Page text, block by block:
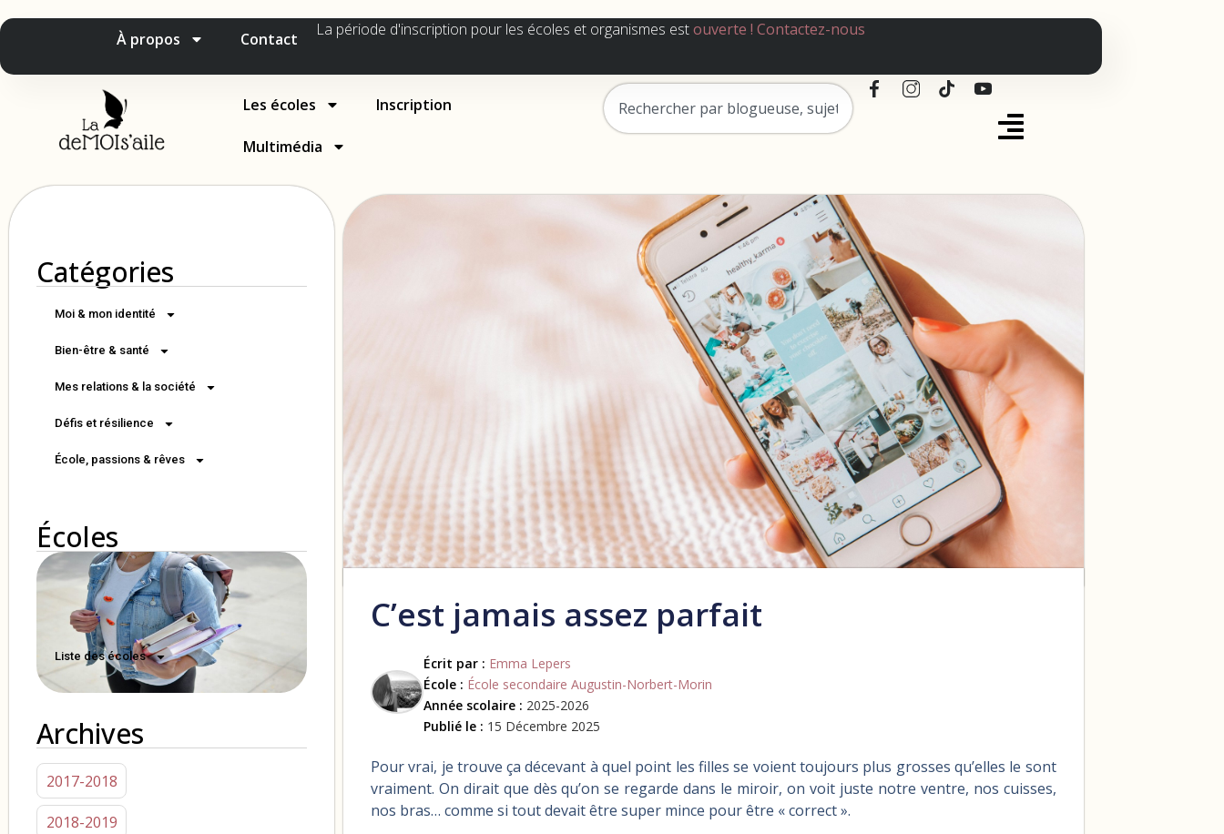
À propos Contact La période d'inscription pour les écoles et organismes estouverte ! Contactez-nous
Les écoles Inscription
Multimédia
Catégories
Moi & mon identité
Bien-être & santé
Mes relations & la société
Défis et résilience
École, passions & rêves
Écoles
Liste des écoles
Archives
2017-2018
2018-2019
C’est jamais assez parfait
Écrit par : Emma Lepers
École : École secondaire Augustin-Norbert-Morin
Année scolaire : 2025-2026
Publié le : 15 Décembre 2025
Pour vrai, je trouve ça décevant à quel point les filles se voient toujours plus grosses qu’elles le sont
vraiment. On dirait que dès qu’on se regarde dans le miroir, on voit juste notre ventre, nos cuisses,
nos bras… comme si tout devait être super mince pour être « correct ».